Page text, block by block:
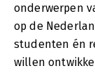
onderwerpen
op de
studenten én
willen